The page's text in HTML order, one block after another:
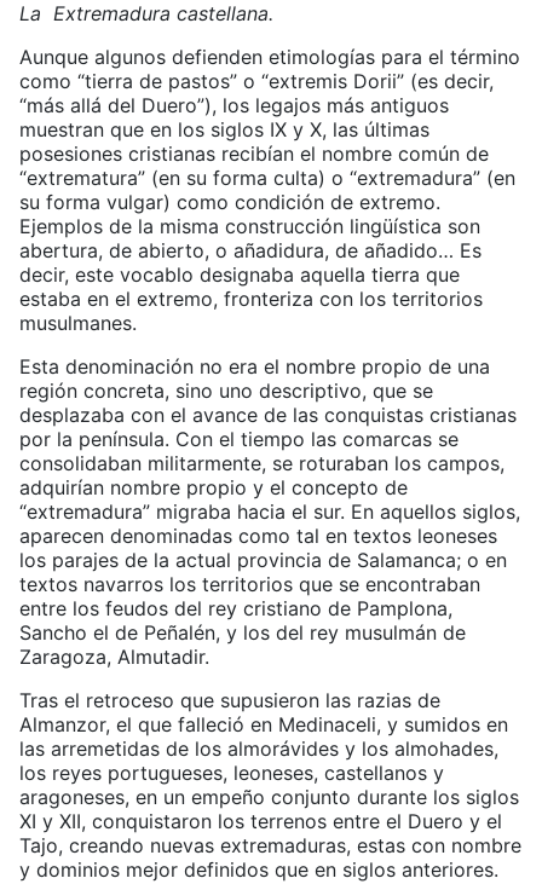
La Extremadura castellana.
Aunque algunos defienden etimologías para el término
como “tierra de pastos” o “extremis Dorii” (es decir,
“más allá del Duero”), los legajos más antiguos
muestran que en los siglos IX y X, las últimas
posesiones cristianas recibían el nombre común de
“extrematura” (en su forma culta) o “extremadura” (en
su forma vulgar) como condición de extremo.
Ejemplos de la misma construcción lingüística son
abertura, de abierto, o añadidura, de añadido… Es
decir, este vocablo designaba aquella tierra que
estaba en el extremo, fronteriza con los territorios
musulmanes.
Esta denominación no era el nombre propio de una
región concreta, sino uno descriptivo, que se
desplazaba con el avance de las conquistas cristianas
por la península. Con el tiempo las comarcas se
consolidaban militarmente, se roturaban los campos,
adquirían nombre propio y el concepto de
“extremadura” migraba hacia el sur. En aquellos siglos,
aparecen denominadas como tal en textos leoneses
los parajes de la actual provincia de Salamanca; o en
textos navarros los territorios que se encontraban
entre los feudos del rey cristiano de Pamplona,
Sancho el de Peñalén, y los del rey musulmán de
Zaragoza, Almutadir.
Tras el retroceso que supusieron las razias de
Almanzor, el que falleció en Medinaceli, y sumidos en
las arremetidas de los almorávides y los almohades,
los reyes portugueses, leoneses, castellanos y
aragoneses, en un empeño conjunto durante los siglos
XI y XII, conquistaron los terrenos entre el Duero y el
Tajo, creando nuevas extremaduras, estas con nombre
y dominios mejor definidos que en siglos anteriores.